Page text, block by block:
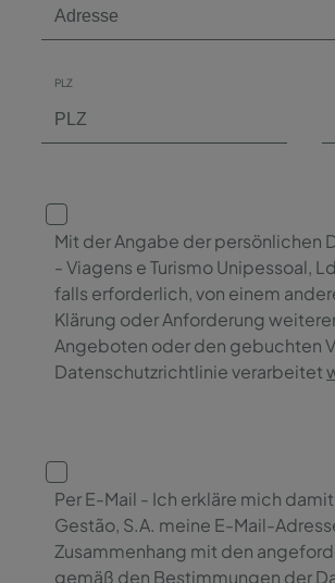
PLZ
Mit der Angabe der persönlichen
- Viagens e Turismo Unipessoal,
falls erforderlich, von einem
Klärung oder Anforderung
Angeboten oder den gebuchten
Datenschutzrichtlinie verarbeitet
Per E-Mail - Ich erkläre mich
Gestão, S.A. meine E-Mail-
Zusammenhang mit den
gemäß den Bestimmungen der